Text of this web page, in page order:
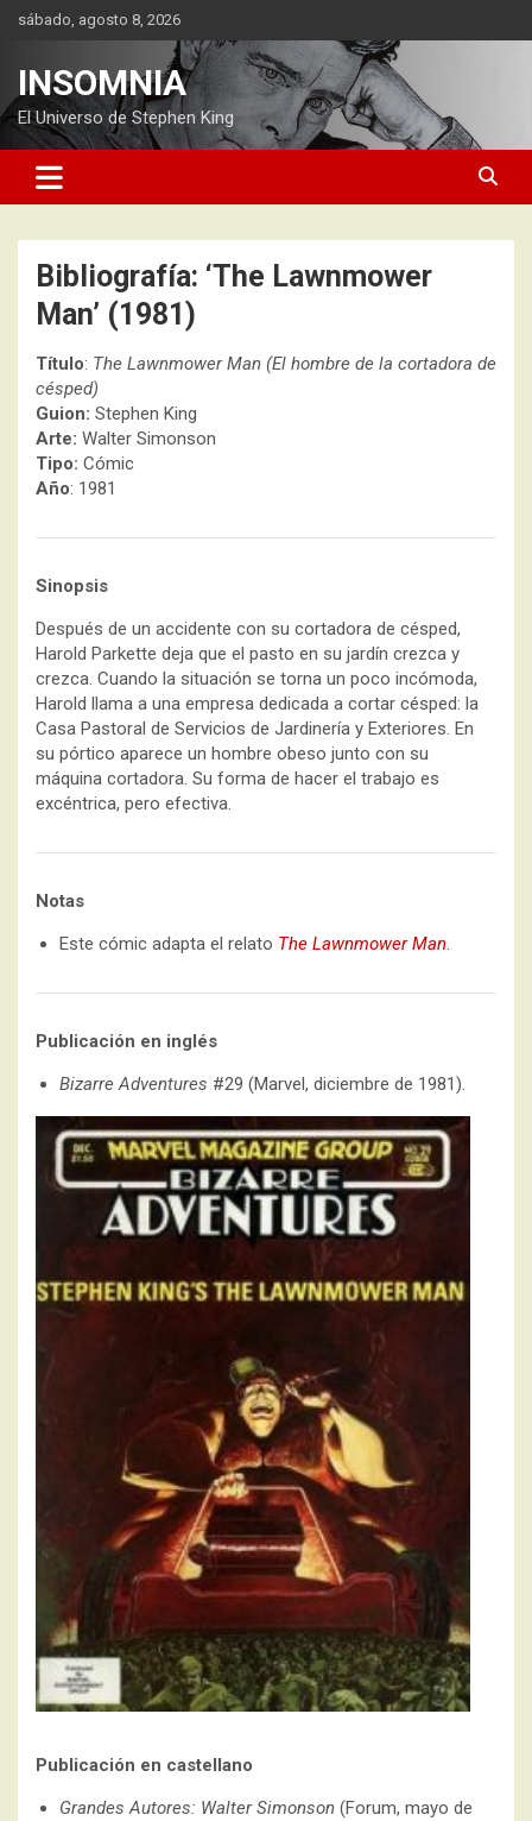
Saltarsábado, agosto 8, 2026
INSOMNIA
El Universo de Stephen King
Bibliografía: ‘The Lawnmower
Man’ (1981)
Título: The Lawnmower Man (El hombre de la cortadora de
césped)
Guion: Stephen King
Arte: Walter Simonson
Tipo: Cómic
Año: 1981
Sinopsis
Después de un accidente con su cortadora de césped,
Harold Parkette deja que el pasto en su jardín crezca y
crezca. Cuando la situación se torna un poco incómoda,
Harold llama a una empresa dedicada a cortar césped: la
Casa Pastoral de Servicios de Jardinería y Exteriores. En
su pórtico aparece un hombre obeso junto con su
máquina cortadora. Su forma de hacer el trabajo es
excéntrica, pero efectiva.
Notas
Este cómic adapta el relato The Lawnmower Man.
Publicación en inglés
Bizarre Adventures #29 (Marvel, diciembre de 1981).
Publicación en castellano
Grandes Autores: Walter Simonson (Forum, mayo de